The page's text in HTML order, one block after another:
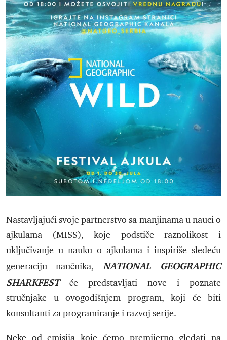
Nastavljajući svoje partnerstvo sa manjinama u nauci o
ajkulama (MISS), koje podstiče raznolikost i
uključivanje u nauku o ajkulama i inspiriše sledeću
generaciju naučnika, NATIONAL GEOGRAPHIC
SHARKFESTće predstavljati nove i poznate
stručnjake u ovogodišnjem program, koji će biti
konsultanti za programiranje i razvoj serije.